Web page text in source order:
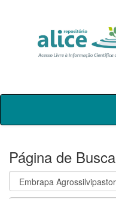
Skip
Página de Busca